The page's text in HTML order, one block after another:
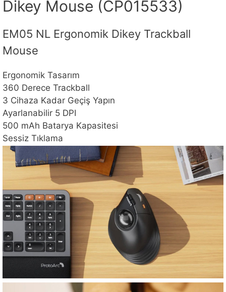
Dikey Mouse (CP015533)
EM05 NL Ergonomik Dikey Trackball
Mouse
Ergonomik Tasarım
360 Derece Trackball
3 Cihaza Kadar Geçiş Yapın
Ayarlanabilir 5 DPI
500 mAh Batarya Kapasitesi
Sessiz Tıklama